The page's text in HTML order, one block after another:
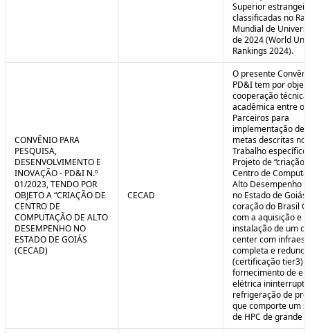
Superior
classificadas no
Mundial de
de 2024 (World
Rankings 2024).
CONVÊNIO PARA
PESQUISA,
DESENVOLVIMENTO E
INOVAÇÃO - PD&I N.º
01/2023, TENDO POR
OBJETO A “CRIAÇÃO DE
CENTRO DE
COMPUTAÇÃO DE ALTO
DESEMPENHO NO
ESTADO DE GOIÁS
(CECAD)
CECAD
O presente
PD&I tem por
cooperação técnica
acadêmica entre os
Parceiros para
implementação de
metas descritas no
Trabalho específico
Projeto de “criação
Centro de
Alto Desempenho
no Estado de
coração do Brasil
com a aquisição e
instalação de um
center com
completa e
(certificação tier3)
fornecimento de
elétrica
refrigeração de
que comporte um
de HPC de grande